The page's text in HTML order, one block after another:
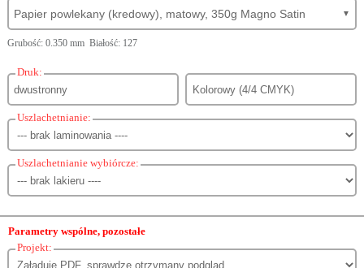
Papier powlekany (kredowy), matowy, 350g Magno Satin ▼
Grubość: 0.350 mm Białość: 127
Druk:
Uszlachetnianie:
Uszlachetnianie wybiórcze:
Parametry wspólne, pozostałe
Projekt: